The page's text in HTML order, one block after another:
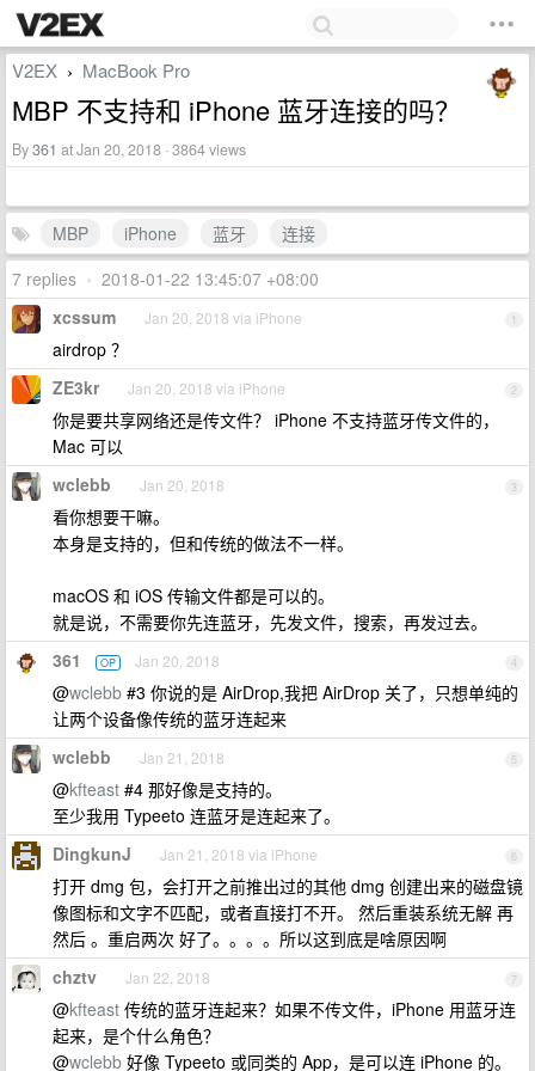
V2EX › MacBook Pro
MBP 不支持和 iPhone 蓝牙连接的吗？
By361 at Jan 20, 2018 · 3864 views
MBP iPhone 蓝牙
连接
7 replies • 2018-01-22 13:45:07 +08:00
1
xcssum Jan 20, 2018 via iPhone
airdrop ？
2
ZE3kr Jan 20, 2018 via iPhone
你是要共享网络还是传文件？ iPhone 不支持蓝牙传文件的，
Mac 可以
3
wclebb Jan 20, 2018
看你想要干嘛。
本身是支持的，但和传统的做法不一样。
macOS 和 iOS 传输文件都是可以的。
就是说，不需要你先连蓝牙，先发文件，搜索，再发过去。
4
361 OP Jan 20, 2018
@wclebb #3 你说的是 AirDrop,我把 AirDrop 关了，只想单纯的
让两个设备像传统的蓝牙连起来
5
wclebb Jan 21, 2018
@kfteast #4 那好像是支持的。
至少我用 Typeeto 连蓝牙是连起来了。
6
DingkunJ Jan 21, 2018 via iPhone
打开 dmg 包，会打开之前推出过的其他 dmg 创建出来的磁盘镜
像图标和文字不匹配，或者直接打不开。 然后重装系统无解 再
然后 。重启两次 好了。。。。所以这到底是啥原因啊
7
chztv Jan 22, 2018
@kfteast 传统的蓝牙连起来？如果不传文件，iPhone 用蓝牙连
起来，是个什么角色？
@wclebb 好像 Typeeto 或同类的 App，是可以连 iPhone 的。